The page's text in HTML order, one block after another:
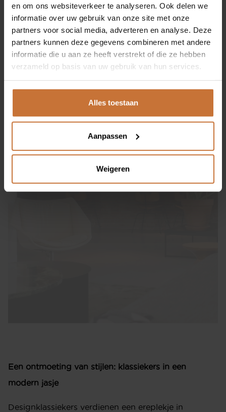
en om ons websiteverkeer te analyseren. Ook delen we
informatie over uw gebruik van onze site met onze
partners voor social media, adverteren en analyse. Deze
partners kunnen deze gegevens combineren met andere
informatie die u aan ze heeft verstrekt of die ze hebben
verzameld op basis van uw gebruik van hun services.
Alles toestaan
Aanpassen
Weigeren
EIGENMEIJS
ONZE MERKEN
SHOP
CONTACT
Ringbaan-Zuid 251
Een ontmoeting van stijlen: klassiekers in een
modern jasje
Designklassiekers verdienen een ereplekje in